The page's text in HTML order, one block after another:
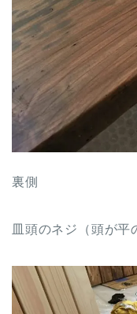
裏側
皿頭のネジ（頭が平